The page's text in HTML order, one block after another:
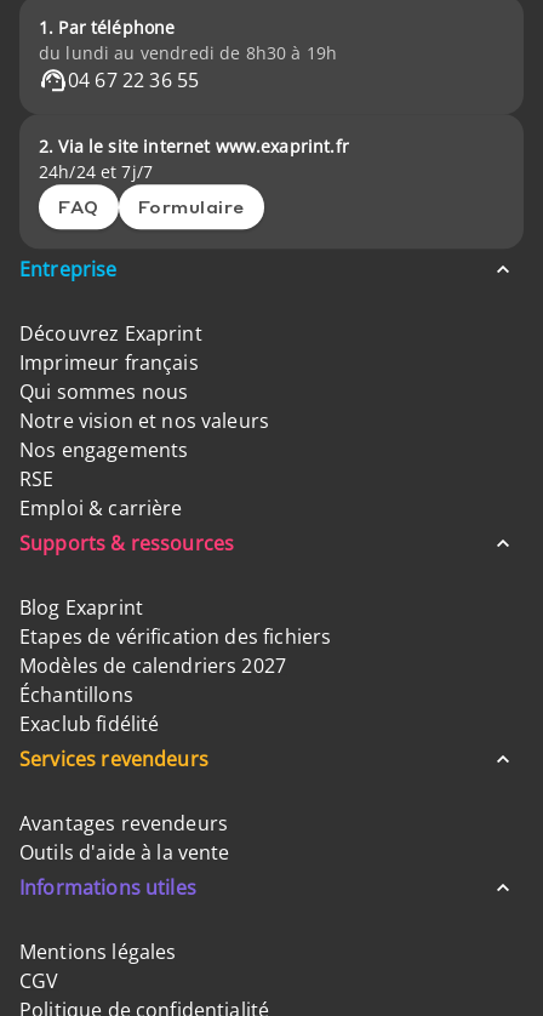
1. Par téléphone
du lundi au vendredi de 8h30 à 19h
04 67 22 36 55
2. Via le site internet www.exaprint.fr
24h/24 et 7j/7
FAQ Formulaire
Entreprise
Découvrez Exaprint
Imprimeur français
Qui sommes nous
Notre vision et nos valeurs
Nos engagements
RSE
Emploi & carrière
Supports & ressources
Blog Exaprint
Etapes de vérification des fichiers
Modèles de calendriers 2027
Échantillons
Exaclub fidélité
Services revendeurs
Avantages revendeurs
Outils d'aide à la vente
Informations utiles
Mentions légales
CGV
Politique de confidentialité